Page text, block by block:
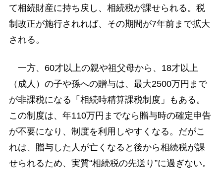
て相続財産に持ち戻し、相続税が課せられる。税
制改正が施行されれば、その期間が7年前まで拡大
される。
一方、60才以上の親や祖父母から、18才以上
（成人）の子や孫への贈与は、最大2500万円まで
が非課税になる「相続時精算課税制度」もある。
この制度は、年110万円までなら贈与時の確定申告
が不要になり、制度を利用しやすくなる。だがこ
れは、贈与した人が亡くなると後から相続税が課
せられるため、実質“相続税の先送り”に過ぎない。